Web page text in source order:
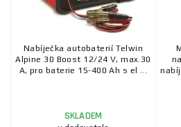
Nabíječka autobaterií Telwin
Alpine 30 Boost 12/24 V, max.30
A, pro baterie 15-400 Ah s el ...
SKLADEM